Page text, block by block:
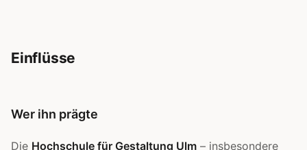
Einflüsse
Wer ihn prägte
Die Hochschule für Gestaltung Ulm – insbesondere